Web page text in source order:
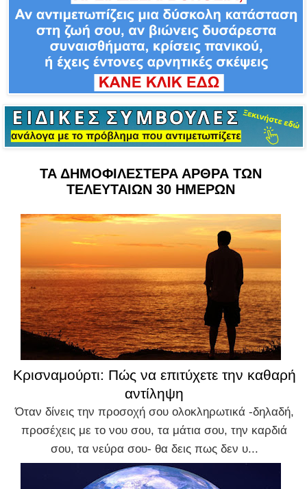
ΤΑ ΔΗΜΟΦΙΛΕΣΤΕΡΑ ΑΡΘΡΑ ΤΩΝ
ΤΕΛΕΥΤΑΙΩΝ 30 ΗΜΕΡΩΝ
Κρισναμούρτι: Πώς να επιτύχετε την καθαρή
αντίληψη
Όταν δίνεις την προσοχή σου ολοκληρωτικά -δηλαδή,
προσέχεις με το νου σου, τα μάτια σου, την καρδιά
σου, τα νεύρα σου- θα δεις πως δεν υ...